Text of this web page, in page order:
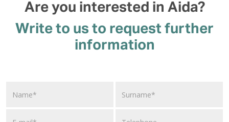
Are you interested in Aida?
Write to us to request further
information